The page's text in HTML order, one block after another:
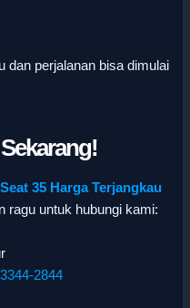
dan perjalanan bisa dimulai
35 Harga Terjangkau
ragu untuk hubungi kami:
2844